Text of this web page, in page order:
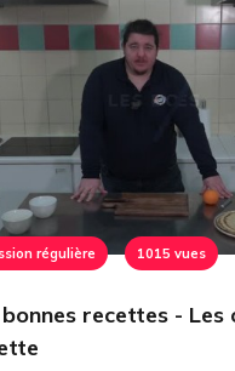
régulière 1015 vues
bonnes recettes - Les